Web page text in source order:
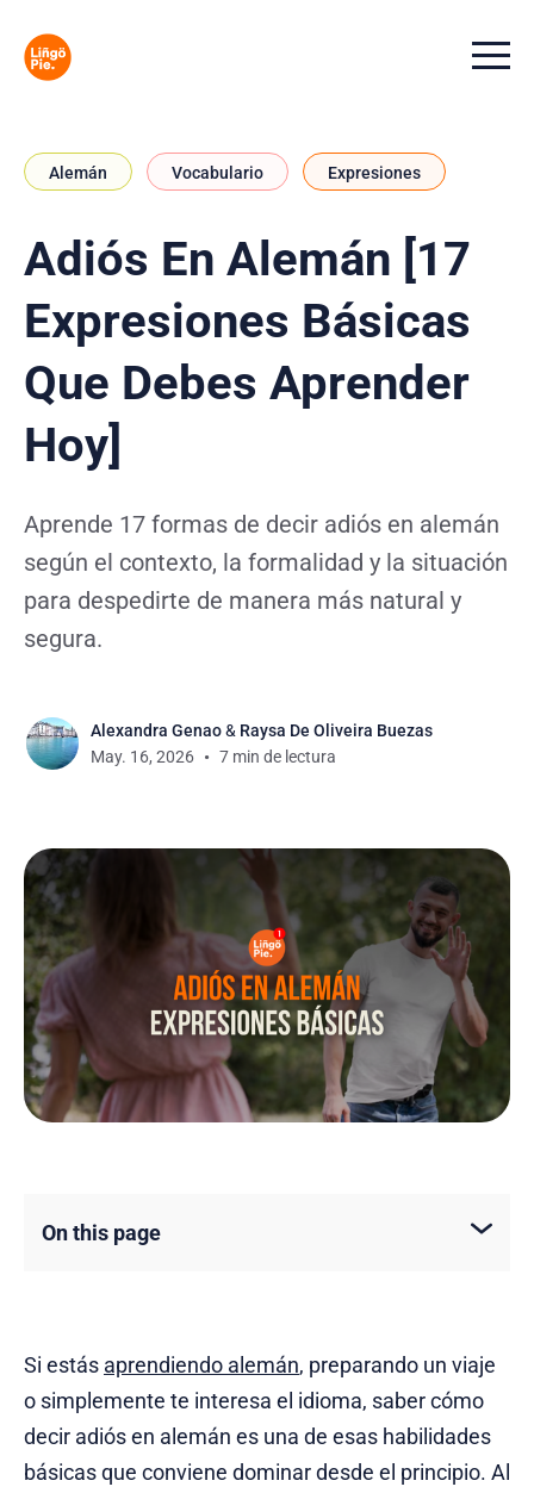
Menu
Alemán Vocabulario Expresiones
Adiós En Alemán [17
Expresiones Básicas
Que Debes Aprender
Hoy]
Aprende 17 formas de decir adiós en alemán
según el contexto, la formalidad y la situación
para despedirte de manera más natural y
segura.
Alexandra Genao& Raysa De Oliveira Buezas
May. 16, 2026
7 min de lectura
On this page
Si estás aprendiendo alemán, preparando un viaje
o simplemente te interesa el idioma, saber cómo
decir adiós en alemán es una de esas habilidades
básicas que conviene dominar desde el principio. Al